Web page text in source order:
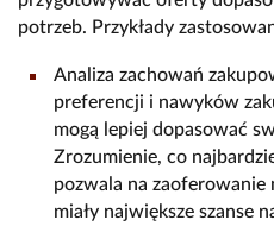
potrzeb. Przykłady
Analiza zachowań
preferencji i nawyków
mogą lepiej dopasować
Zrozumienie, co
pozwala na zaoferowanie
miały największe szanse